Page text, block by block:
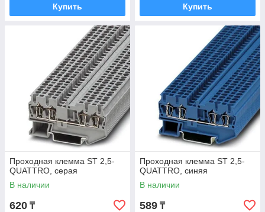
Купить Купить
Проходная клемма ST 2,5-
QUATTRO, серая
В наличии
620 ₸
Проходная клемма ST 2,5-
QUATTRO, синяя
В наличии
589 ₸